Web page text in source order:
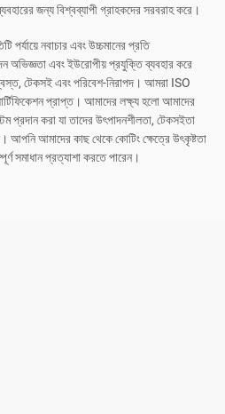
জন্য বিশ্বব্যাপী গ্রাহকদের সরবরাহ করে।
পর্যায়ে নবাচার এবং উচ্চমানের প্রতি
অভিজ্ঞতা এবং ইউরোপীয় প্রযুক্তি ব্যবহার করে
টেকসই এবং পরিবেশ-নিরাপদ। আমরা ISO
প্রাপ্ত। আমাদের লক্ষ্য হলো আমাদের
প্রদান করা যা তাদের উৎপাদনশীলতা, টেকসইতা
আপনি আমাদের কাছ থেকে কোটিং ক্ষেত্রে উৎকৃষ্টতা
সমাধান প্রত্যাশা করতে পারেন।